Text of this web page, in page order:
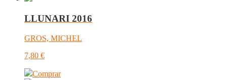
LLUNARI 2016
GROS, MICHEL
7,80 €
Comprar